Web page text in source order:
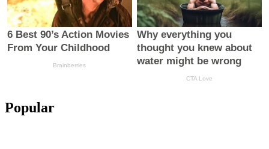
Popular